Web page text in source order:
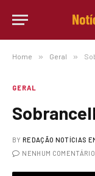
Home » Geral »
GERAL
BY REDAÇÃO NOTÍCIAS
NENHUM COMENTÁRIO